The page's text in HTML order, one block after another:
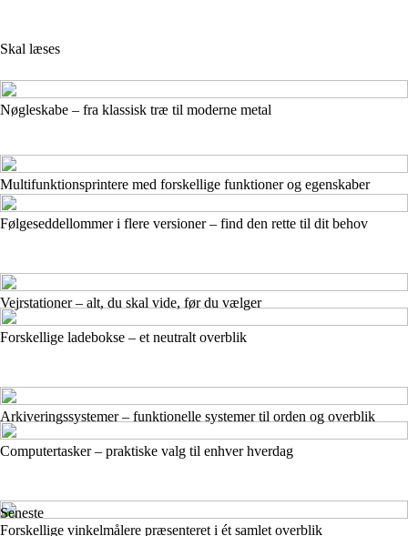
Skal læses
Nøgleskabe – fra klassisk træ til moderne metal
Følgeseddellommer i flere versioner – find den rette til dit behov
Forskellige ladebokse – et neutralt overblik
Computertasker – praktiske valg til enhver hverdag
Multifunktionsprintere med forskellige funktioner og egenskaber
Vejrstationer – alt, du skal vide, før du vælger
Arkiveringssystemer – funktionelle systemer til orden og overblik
Forskellige vinkelmålere præsenteret i ét samlet overblik
Seneste